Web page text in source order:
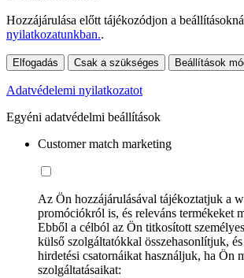
Hozzájárulása előtt tájékozódjon a
nyilatkozatunkban..
Elfogadás Csak a szükséges Beállítások
Adatvédelemi nyilatkozatot
Egyéni adatvédelmi beállítások
Customer match marketing
Az Ön hozzájárulásával tájékoztatjuk a
promóciókról is, és releváns termékeket
Ebből a célból az Ön titkosított
külső szolgáltatókkal összehasonlítjuk,
hirdetési csatornáikat használjuk, ha Ön
szolgáltatásaikat: